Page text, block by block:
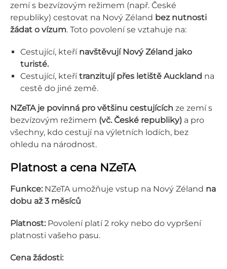
zemí s bezvízovým režimem (např. České
republiky) cestovat na Nový Zéland bez nutnosti
žádat o vízum. Toto povolení se vztahuje na:
Cestující, kteří navštěvují Nový Zéland jako
turisté.
Cestující, kteřítranzitují přes letiště Auckland na
cestě do jiné země.
NZeTA je povinná pro většinu cestujících ze zemí s
bezvízovým režimem (vč. České republiky) a pro
všechny, kdo cestují na výletních lodích, bez
ohledu na národnost.
Platnost a cena NZeTA
Funkce: NZeTA umožňuje vstup na Nový Zéland na
dobu až 3 měsíců
Platnost: Povolení platí 2 roky nebo do vypršení
platnosti vašeho pasu.
Cena žádosti: